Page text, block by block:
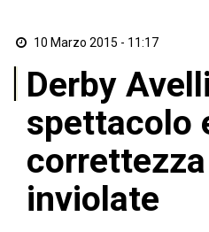
10 Marzo 2015 - 11:17
Derby
spettacolo
inviolate